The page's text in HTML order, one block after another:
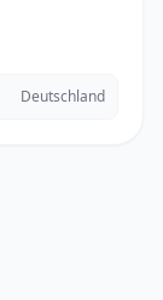
Deutschland